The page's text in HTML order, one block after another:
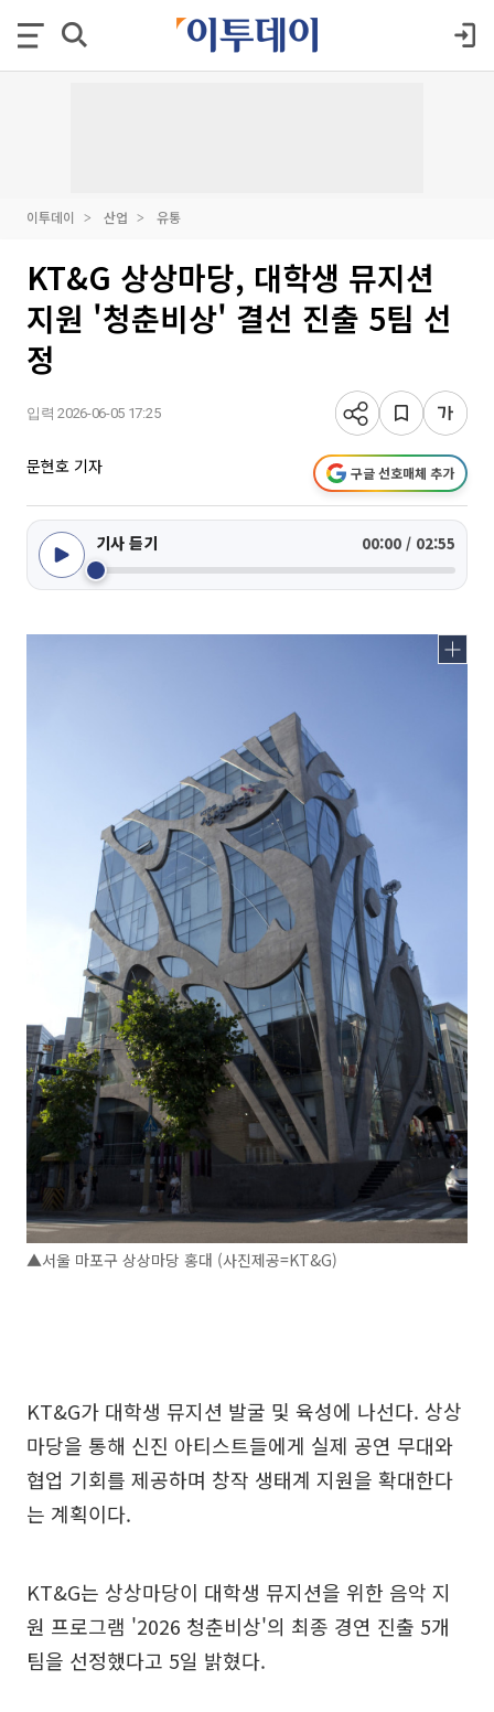
이투데이 산업 유통
KT&G 상상마당, 대학생 뮤지션
지원 '청춘비상' 결선 진출 5팀 선
정
입력 2026-06-05 17:25
문현호 기자 구글 선호매체 추가
기사 듣기 00:00 / 02:55
▲서울 마포구 상상마당 홍대 (사진제공=KT&G)
KT&G가 대학생 뮤지션 발굴 및 육성에 나선다. 상상
마당을 통해 신진 아티스트들에게 실제 공연 무대와
협업 기회를 제공하며 창작 생태계 지원을 확대한다
는 계획이다.
KT&G는 상상마당이 대학생 뮤지션을 위한 음악 지
원 프로그램 '2026 청춘비상'의 최종 경연 진출 5개
팀을 선정했다고 5일 밝혔다.